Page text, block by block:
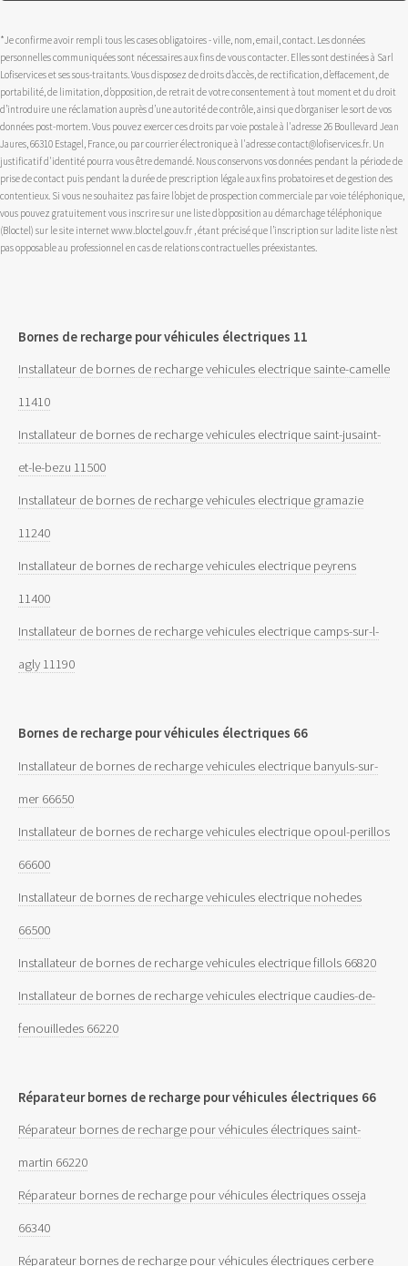
*Je confirme avoir rempli tous les cases obligatoires - ville, nom, email, contact. Les données
personnelles communiquées sont nécessaires aux fins de vous contacter. Elles sont destinées à Sarl
Lofiservices et ses sous-traitants. Vous disposez de droits d’accès, de rectification, d’effacement, de
portabilité, de limitation, d’opposition, de retrait de votre consentement à tout moment et du droit
d’introduire une réclamation auprès d’une autorité de contrôle, ainsi que d’organiser le sort de vos
données post-mortem. Vous pouvez exercer ces droits par voie postale à l'adresse 26 Boullevard Jean
Jaures, 66310 Estagel, France, ou par courrier électronique à l'adresse contact@lofiservices.fr. Un
justificatif d'identité pourra vous être demandé. Nous conservons vos données pendant la période de
prise de contact puis pendant la durée de prescription légale aux fins probatoires et de gestion des
contentieux. Si vous ne souhaitez pas faire l’objet de prospection commerciale par voie téléphonique,
vous pouvez gratuitement vous inscrire sur une liste d’opposition au démarchage téléphonique
(Bloctel) sur le site internet www.bloctel.gouv.fr , étant précisé que l’inscription sur ladite liste n’est
pas opposable au professionnel en cas de relations contractuelles préexistantes.
Bornes de recharge pour véhicules électriques 11
Installateur de bornes de recharge vehicules electrique sainte-camelle
11410
Installateur de bornes de recharge vehicules electrique saint-jusaint-
et-le-bezu 11500
Installateur de bornes de recharge vehicules electrique gramazie
11240
Installateur de bornes de recharge vehicules electrique peyrens
11400
Installateur de bornes de recharge vehicules electrique camps-sur-l-
agly 11190
Bornes de recharge pour véhicules électriques 66
Installateur de bornes de recharge vehicules electrique banyuls-sur-
mer 66650
Installateur de bornes de recharge vehicules electrique opoul-perillos
66600
Installateur de bornes de recharge vehicules electrique nohedes
66500
Installateur de bornes de recharge vehicules electrique fillols 66820
Installateur de bornes de recharge vehicules electrique caudies-de-
fenouilledes 66220
Réparateur bornes de recharge pour véhicules électriques 66
Réparateur bornes de recharge pour véhicules électriques saint-
martin 66220
Réparateur bornes de recharge pour véhicules électriques osseja
66340
Réparateur bornes de recharge pour véhicules électriques cerbere